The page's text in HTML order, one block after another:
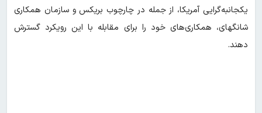
یکجانبه‌گرایی آمریکا، از جمله در چارچوب بریکس و سازمان همکاری
شانگهای، همکاری‌های خود را برای مقابله با این رویکرد گسترش
دهند.